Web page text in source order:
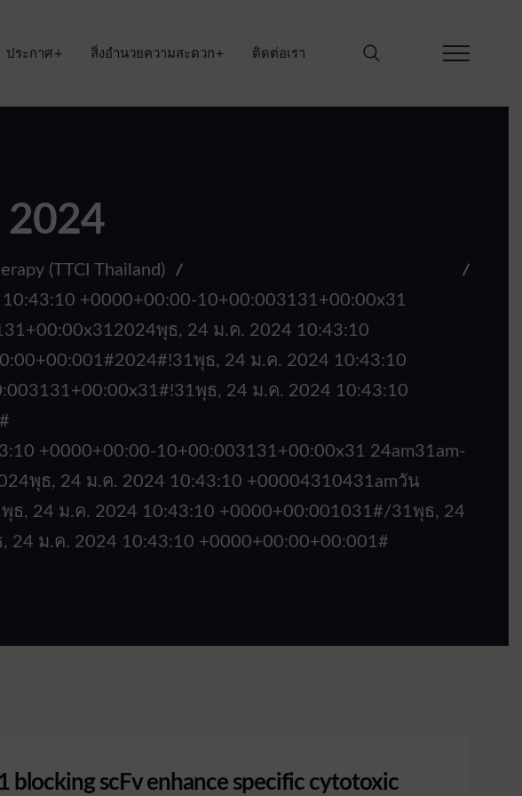
ประกาศ สิ่งอำนวยความสะดวก ติดต่อเรา
(TTCI Thailand)
+0000+00:00-10+00:003131+00:00x31
พุธ, 24 ม.ค. 2024 10:43:10
พุธ, 24 ม.ค. 2024 10:43:10
พุธ, 24 ม.ค. 2024 10:43:10
+0000+00:00-10+00:003131+00:00x31 24am31am-
พุธ, 24 ม.ค. 2024 10:43:10 +00004310431amวัน
, 24 ม.ค. 2024 10:43:10 +0000+00:001031#/31พุธ, 24
ม.ค. 2024 10:43:10 +0000+00:00+00:001#
blocking scFv enhance specific cytotoxic